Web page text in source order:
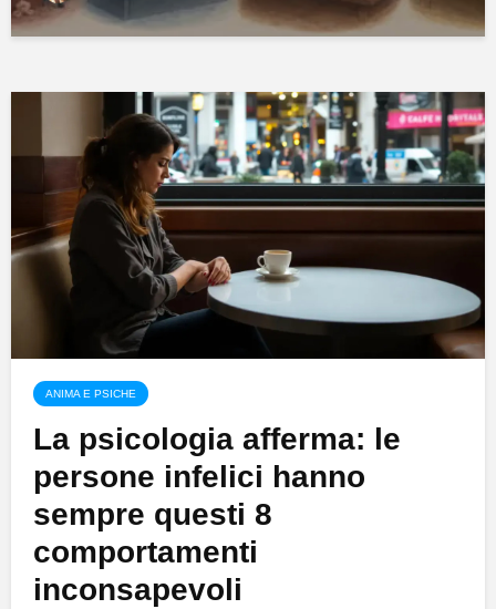
ANIMA E PSICHE
La psicologia afferma: le
persone infelici hanno
sempre questi 8
comportamenti
inconsapevoli